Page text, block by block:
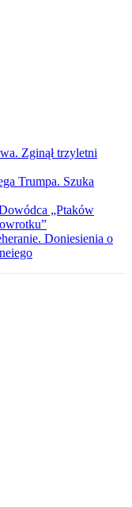
Zginął trzyletni
Trumpa. Szuka
„Ptaków
Doniesienia o